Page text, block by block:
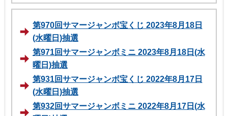
第970回サマージャンボ宝くじ 2023年8月18日
(水曜日)抽選
第971回サマージャンボミニ 2023年8月18日(水
曜日)抽選
第931回サマージャンボ宝くじ 2022年8月17日
(水曜日)抽選
第932回サマージャンボミニ 2022年8月17日(水